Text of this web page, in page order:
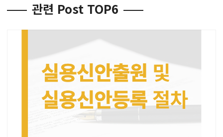
관련 Post TOP6